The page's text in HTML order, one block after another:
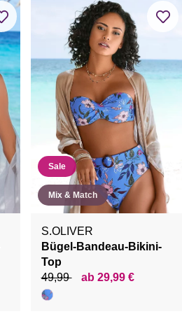
Sale
Mix & Match
S.OLIVER
Bügel-Bandeau-Bikini-
Top
49,99
ab 29,99 €